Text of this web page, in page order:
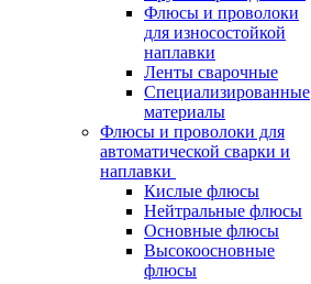
Флюсы и проволоки
для износостойкой
наплавки
Ленты сварочные
Специализированные
материалы
Флюсы и проволоки для
автоматической сварки и
наплавки
Кислые флюсы
Нейтральные флюсы
Основные флюсы
Высокоосновные
флюсы